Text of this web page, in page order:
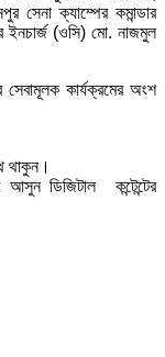
সেনা ক্যাম্পের কমান্ডার
ইনচার্জ (ওসি) মো. নাজমুল
সেবামূলক কার্যক্রমের অংশ
থাকুন।
আসুন ডিজিটাল কন্টেন্টের